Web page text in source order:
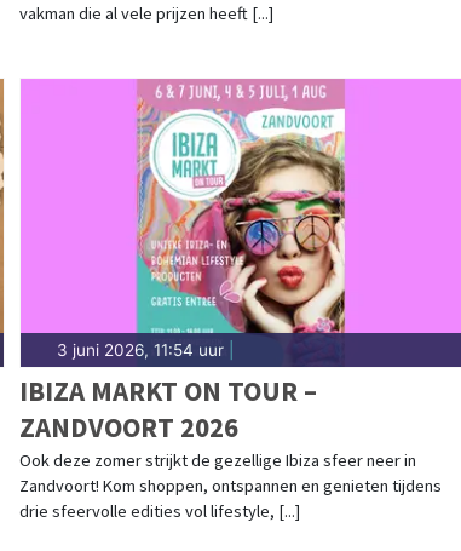
vakman die al vele prijzen heeft [...]
3 juni 2026, 11:54 uur|
IBIZA MARKT ON TOUR –
ZANDVOORT 2026
Ook deze zomer strijkt de gezellige Ibiza sfeer neer in
Zandvoort! Kom shoppen, ontspannen en genieten tijdens
drie sfeervolle edities vol lifestyle, [...]